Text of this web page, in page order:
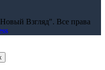
Взгляд". Все права